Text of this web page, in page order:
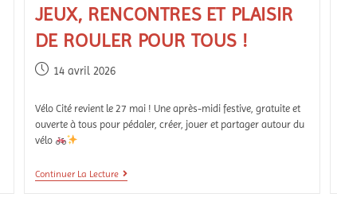
JEUX, RENCONTRES ET PLAISIR
DE ROULER POUR TOUS !
14 avril 2026
Vélo Cité revient le 27 mai ! Une après-midi festive, gratuite et
ouverte à tous pour pédaler, créer, jouer et partager autour du
vélo
Continuer La Lecture